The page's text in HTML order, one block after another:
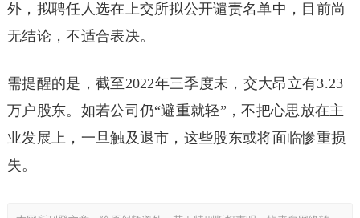
外，拟聘任人选在上交所拟公开谴责名单中，目前尚
无结论，不适合表决。
需提醒的是，截至2022年三季度末，交大昂立有3.23
万户股东。如若公司仍“避重就轻”，不把心思放在主
业发展上，一旦触及退市，这些股东或将面临惨重损
失。